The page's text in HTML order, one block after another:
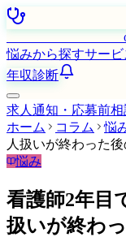
悩みから探すサービ
年収診断
求人通知・応募前
ホーム
コラム 悩
人扱いが終わった
悩み
看護師2年目
扱いが終わ